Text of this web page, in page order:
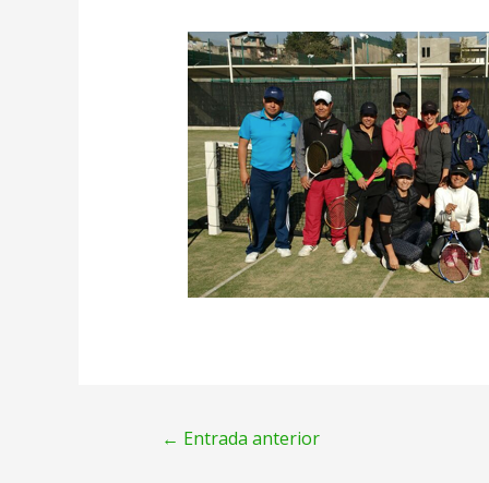
← Entrada anterior